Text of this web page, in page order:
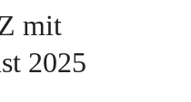
mit
2025